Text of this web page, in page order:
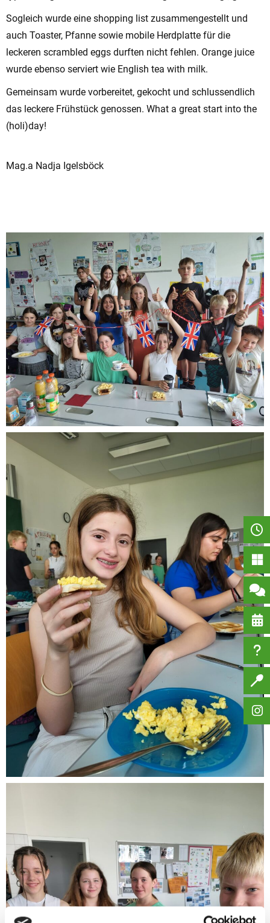
Sogleich wurde eine shopping list zusammengestellt und
auch Toaster, Pfanne sowie mobile Herdplatte für die
leckeren scrambled eggs durften nicht fehlen. Orange juice
wurde ebenso serviert wie English tea with milk.
Gemeinsam wurde vorbereitet, gekocht und schlussendlich
das leckere Frühstück genossen. What a great start into the
(holi)day!
Mag.a Nadja Igelsböck